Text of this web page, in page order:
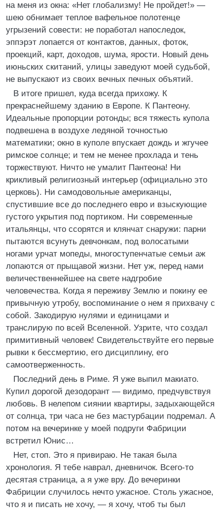
на меня из окна: «Нет глобализму! Не пройдет!» —
шею обнимает теплое вафельное полотенце
угрызений совести: не поработал напоследок,
эппэрэт лопается от контактов, данных, фоток,
проекций, карт, доходов, шума, ярости. Новый день
июньских скитаний, улицы заведуют моей судьбой,
не выпускают из своих вечных печных объятий.
В итоге пришел, куда всегда прихожу. К
прекраснейшему зданию в Европе. К Пантеону.
Идеальные пропорции ротонды; вся тяжесть купола
подвешена в воздухе ледяной точностью
математики; окно в куполе впускает дождь и жгучее
римское солнце; и тем не менее прохлада и тень
торжествуют. Ничто не умалит Пантеона! Ни
крикливый религиозный интерьер (официально это
церковь). Ни самодовольные американцы,
спустившие все до последнего евро и взыскующие
густого укрытия под портиком. Ни современные
итальянцы, что ссорятся и клянчат снаружи: парни
пытаются всунуть девчонкам, под волосатыми
ногами урчат мопеды, многоступенчатые семьи аж
лопаются от прыщавой жизни. Нет уж, перед нами
величественнейшее на свете надгробие
человечества. Когда я переживу Землю и покину ее
привычную утробу, воспоминание о нем я прихвачу с
собой. Закодирую нулями и единицами и
транслирую по всей Вселенной. Узрите, что создал
примитивный человек! Свидетельствуйте его первые
рывки к бессмертию, его дисциплину, его
самоотверженность.
Последний день в Риме. Я уже выпил макиато.
Купил дорогой дезодорант — видимо, предчувствуя
любовь. В нелепом сиянии квартиры, задыхающейся
от солнца, три часа не без мастурбации подремал. А
потом на вечеринке у моей подруги Фабриции
встретил Юнис…
Нет, стоп. Это я привираю. Не такая была
хронология. Я тебе наврал, дневничок. Всего-то
десятая страница, а я уже вру. До вечеринки
Фабриции случилось нечто ужасное. Столь ужасное,
что я и писать не хочу, — я хочу, чтоб ты был